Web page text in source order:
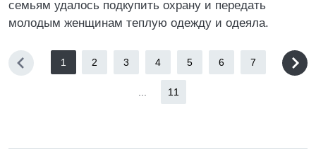
семьям удалось подкупить охрану и передать
молодым женщинам теплую одежду и одеяла.
1 2 3 4 5 6 7
11